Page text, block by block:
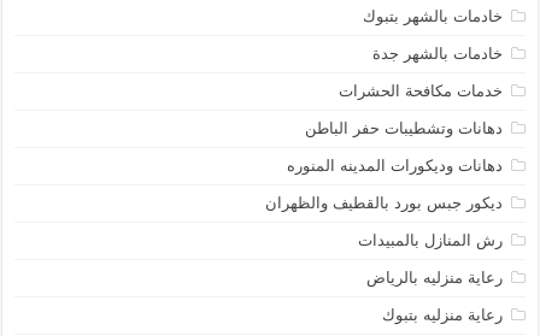
خادمات بالشهر بتبوك
خادمات بالشهر جدة
خدمات مكافحة الحشرات
دهانات وتشطيبات حفر الباطن
دهانات وديكورات المدينه المنوره
ديكور جبس بورد بالقطيف والظهران
رش المنازل بالمبيدات
رعاية منزليه بالرياض
رعاية منزليه بتبوك